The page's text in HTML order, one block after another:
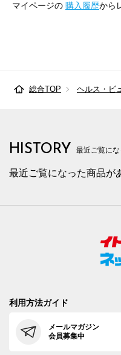
マイページの 購入履歴から
総合TOP ヘルス・ビ
HISTORY 最近ご覧に
最近ご覧になった商品が
利用方法ガイド
メールマガジン
会員募集中